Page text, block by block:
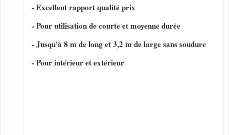
- Excellent rapport qualité prix
- Pour utilisation de courte et moyenne durée
- Jusqu'à 8 m de long et 3,2 m de large sans soudure
- Pour intérieur et extérieur